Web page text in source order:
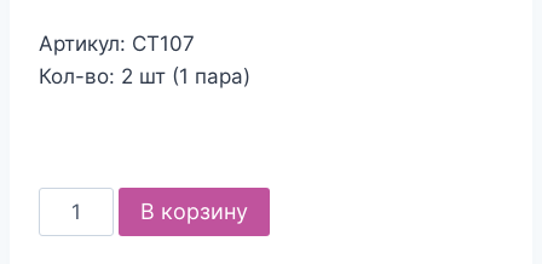
Артикул: СТ107
Кол-во: 2 шт (1 пара)
Количество
товара
В корзину